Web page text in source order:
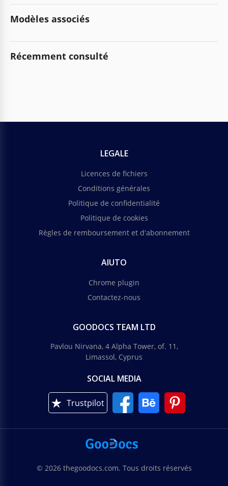
Modèles associés
Récemment consulté
LEGALE
Licences de fichiers
Conditions générales
Politique de confidentialité
Politique de cookies
Règles de remboursement et d'abonnement
AIUTO
Chrome plugin
Contactez-nous
GOODOCS TEAM LTD
Pavlou Nirvana, 4 Alpha Tower, of. 11,
Limassol, Cyprus
SOCIAL MEDIA
Trustpilot
© 2026 thegoodocs.com. Tous droits réservés